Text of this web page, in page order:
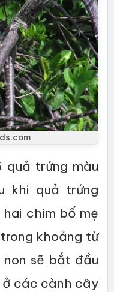
trứng màu
khi quả trứng
chim bố mẹ
khoảng từ
sẽ bắt đầu
các cành cây